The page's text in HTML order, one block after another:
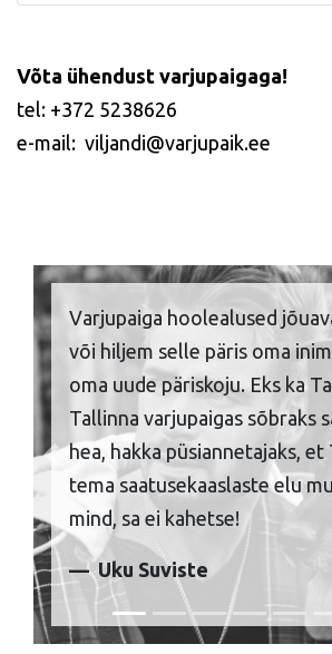
Võta ühendust varjupaigaga!
tel: +372 5238626
e-mail: viljandi@varjupaik.ee
Varjupaiga hoolealused
või hiljem selle päris oma
oma uude päriskoju. Eks ka
Tallinna varjupaigas sõbraks
hea, hakka püsiannetajaks, et
tema saatusekaaslaste elu
mind, sa ei kahetse!
Uku Suviste
Previous